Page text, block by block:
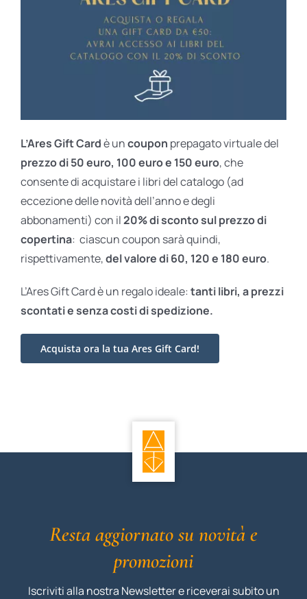
L’Ares Gift Cardè uncoupon prepagato virtuale del
prezzo di 50 euro, 100 euro e 150 euro, che
consente di acquistare i libri del catalogo (ad
eccezione delle novità dell’anno e degli
abbonamenti) con il20% di sconto sul prezzo di
copertina: ciascun coupon sarà quindi,
rispettivamente,del valore di 60, 120 e 180 euro.
L’Ares Gift Card è un regalo ideale: tanti libri, a prezzi
scontati esenza costi di spedizione.
Acquista ora la tua Ares Gift Card!
Resta aggiornato su novità e
promozioni
Iscriviti alla nostra Newsletter e riceverai subito un